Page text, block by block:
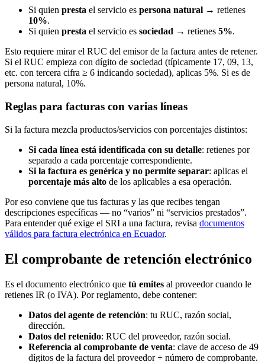
Si quien presta el servicio es persona natural → retienes
10%.
Si quien presta el servicio es sociedad → retienes 5%.
Esto requiere mirar el RUC del emisor de la factura antes de retener.
Si el RUC empieza con dígito de sociedad (típicamente 17, 09, 13,
etc. con tercera cifra ≥ 6 indicando sociedad), aplicas 5%. Si es de
persona natural, 10%.
Reglas para facturas con varias líneas
Si la factura mezcla productos/servicios con porcentajes distintos:
Si cada línea está identificada con su detalle: retienes por
separado a cada porcentaje correspondiente.
Si la factura es genérica y no permite separar: aplicas el
porcentaje más alto de los aplicables a esa operación.
Por eso conviene que tus facturas y las que recibes tengan
descripciones específicas — no “varios” ni “servicios prestados”.
Para entender qué exige el SRI a una factura, revisa documentos
válidos para factura electrónica en Ecuador.
El comprobante de retención electrónico
Es el documento electrónico que tú emites al proveedor cuando le
retienes IR (o IVA). Por reglamento, debe contener:
Datos del agente de retención: tu RUC, razón social,
dirección.
Datos del retenido: RUC del proveedor, razón social.
Referencia al comprobante de venta: clave de acceso de 49
dígitos de la factura del proveedor + número de comprobante.